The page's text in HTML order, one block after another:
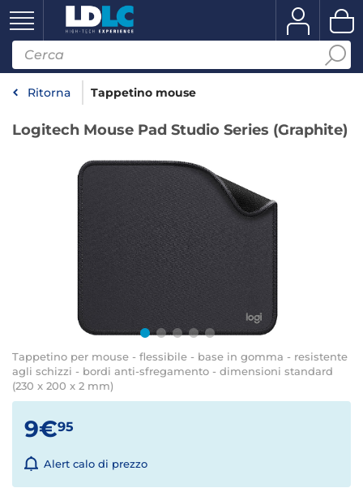
Ritorna Tappetino mouse
Logitech Mouse Pad Studio Series (Graphite)
Tappetino per mouse - flessibile - base in gomma - resistente
agli schizzi - bordi anti-sfregamento - dimensioni standard
(230 x 200 x 2 mm)
9€95
Alert calo di prezzo